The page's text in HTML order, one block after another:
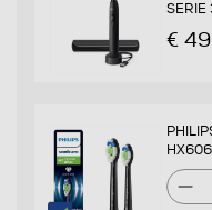
Tipologia getto
€